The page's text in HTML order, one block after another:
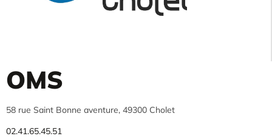
OMS
58 rue Saint Bonne aventure, 49300 Cholet
02.41.65.45.51